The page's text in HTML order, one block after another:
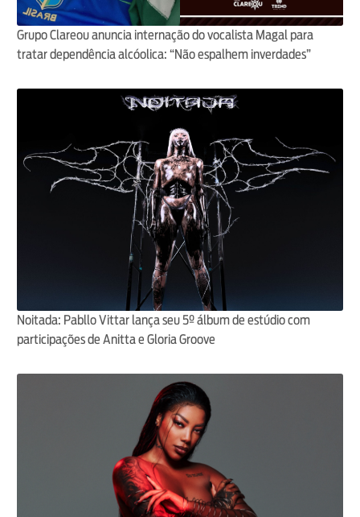
Grupo Clareou anuncia internação do vocalista Magal para
tratar dependência alcóolica: “Não espalhem inverdades”
Noitada: Pabllo Vittar lança seu 5º álbum de estúdio com
participações de Anitta e Gloria Groove